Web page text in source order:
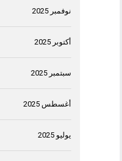
نوفمبر 2025
أكتوبر 2025
سبتمبر 2025
أغسطس 2025
يوليو 2025